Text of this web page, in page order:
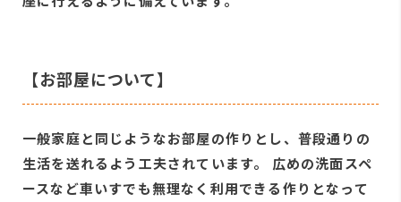
【お部屋について】
一般家庭と同じようなお部屋の作りとし、普段通りの
生活を送れるよう工夫されています。 広めの洗面スペ
ースなど車いすでも無理なく利用できる作りとなって